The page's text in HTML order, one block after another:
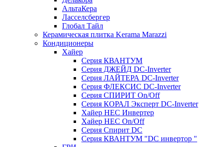
АльтаКера
Ласселсбергер
Глобал Тайл
Керамическая плитка Kerama Marazzi
Кондиционеры
Хайер
Серия КВАНТУМ
Серия ДЖЕЙД DC-Inverter
Серия ЛАЙТЕРА DC-Inverter
Серия ФЛЕКСИС DC-Inverter
Серия СПИРИТ On/Off
Серия КОРАЛ Эксперт DC-Inverter
Хайер HEC Инвертер
Хайер HEC On/Off
Серия Спирит DC
Серия КВАНТУМ "DC инвертор "